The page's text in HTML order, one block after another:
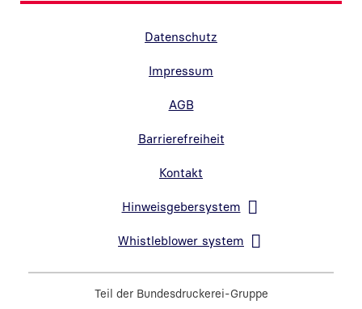
Datenschutz
Impressum
AGB
Barrierefreiheit
Kontakt
Hinweisgebersystem
Whistleblower system
Teil derBundesdruckerei-Gruppe